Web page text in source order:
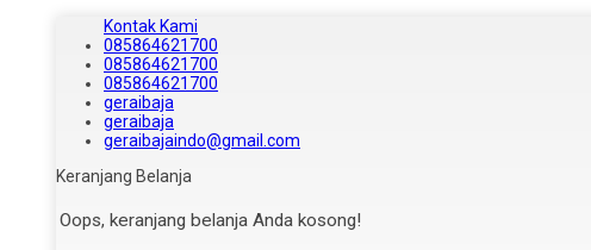
Kontak Kami
085864621700
085864621700
085864621700
geraibaja
geraibaja
geraibajaindo@gmail.com
Keranjang Belanja
Oops, keranjang belanja Anda kosong!